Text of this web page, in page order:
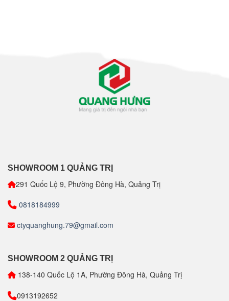
SHOWROOM 1 QUẢNG TRỊ
291 Quốc Lộ 9, Phường Đông Hà, Quảng Trị
0818184999
ctyquanghung.79@gmail.com
SHOWROOM 2 QUẢNG TRỊ
138-140 Quốc Lộ 1A, Phường Đông Hà, Quảng Trị
0913192652